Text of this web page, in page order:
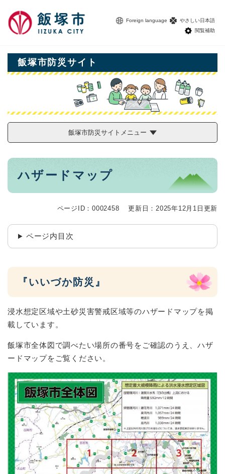
Foreign language
やさしい日本語
閲覧補助
飯塚市防災サイト
飯塚市防災サイトメニュー
本
ハザードマップ
ページID：0002458 更新日：2025年12月1日更新
ページ内目次
『いいづか防災』
浸水想定区域や土砂災害警戒区域等のハザードマップを掲
載しています。
飯塚市全体図で調べたい場所の番号をご確認のうえ、ハザ
ードマップをご覧ください。